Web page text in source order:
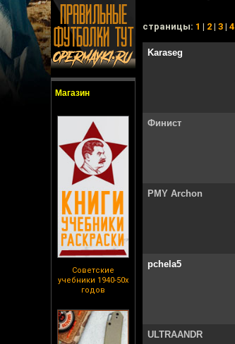
Магазин
Советские
учебники 1940-50х
годов
cтраницы: 1 | 2 | 3 | 4
Karaseg
Финист
PMY Archon
pchela5
ULTRAANDR